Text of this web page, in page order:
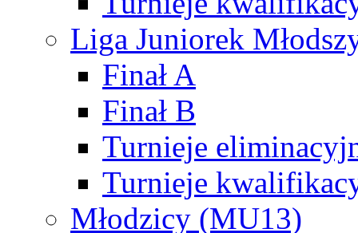
Liga Juniorek
Finał A
Finał B
Turnieje
Turnieje
Młodzicy (MU13)